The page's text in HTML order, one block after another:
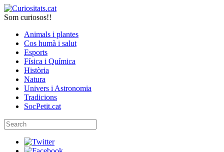
Som curiosos!!
Animals i plantes
Cos humà i salut
Esports
Física i Química
Història
Natura
Univers i Astronomia
Tradicions
SocPetit.cat